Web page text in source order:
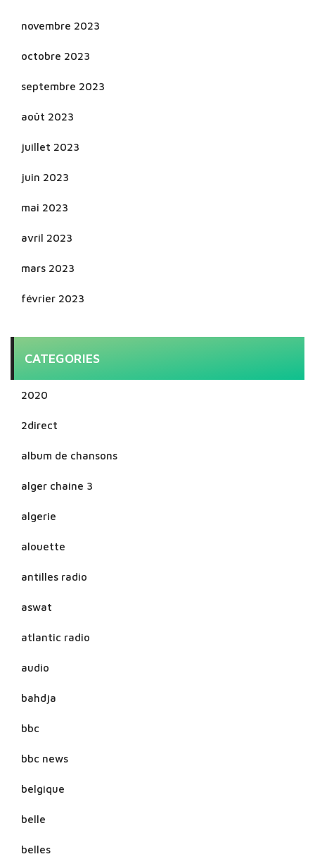
novembre 2023
octobre 2023
septembre 2023
août 2023
juillet 2023
juin 2023
mai 2023
avril 2023
mars 2023
février 2023
CATEGORIES
2020
2direct
album de chansons
alger chaine 3
algerie
alouette
antilles radio
aswat
atlantic radio
audio
bahdja
bbc
bbc news
belgique
belle
belles